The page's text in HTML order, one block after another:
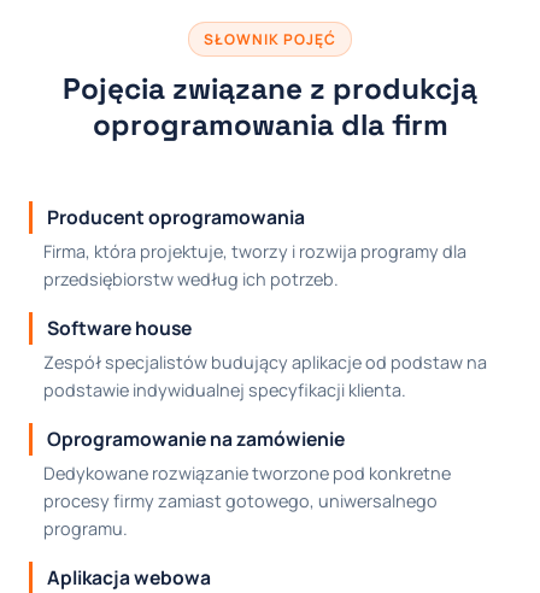
SŁOWNIK POJĘĆ
Pojęcia związane z produkcją
oprogramowania dla firm
Producent oprogramowania
Firma, która projektuje, tworzy i rozwija programy dla
przedsiębiorstw według ich potrzeb.
Software house
Zespół specjalistów budujący aplikacje od podstaw na
podstawie indywidualnej specyfikacji klienta.
Oprogramowanie na zamówienie
Dedykowane rozwiązanie tworzone pod konkretne
procesy firmy zamiast gotowego, uniwersalnego
programu.
Aplikacja webowa